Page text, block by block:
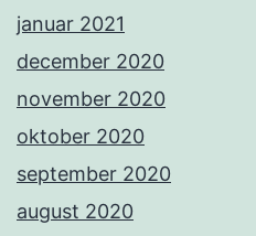
januar 2021
december 2020
november 2020
oktober 2020
september 2020
august 2020